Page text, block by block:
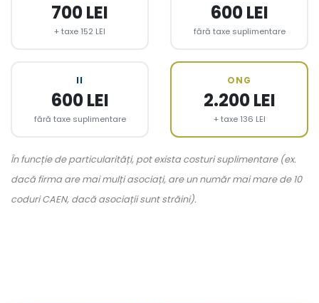
700 LEI
+ taxe 152 LEI
600 LEI
fără taxe suplimentare
II
600 LEI
fără taxe suplimentare
ONG
2.200 LEI
+ taxe 136 LEI
În funcție de particularități, pot exista costuri suplimentare (ex.
dacă firma are mai mulți asociați, are un număr mai mare de 10
coduri CAEN, dacă asociații sunt străini).